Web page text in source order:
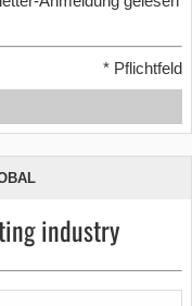
* Pflichtfeld
industry